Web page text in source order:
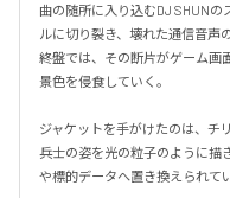
曲の随所に入り込むDJ SHUN
ルに切り裂き、壊れた通信音声
終盤では、その断片がゲーム画
景色を侵食していく。
ジャケットを手がけたのは、チ
兵士の姿を光の粒子のように描
や標的データへ置き換えられて